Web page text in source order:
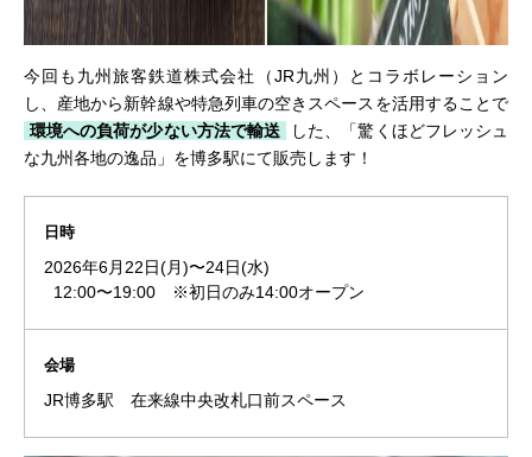
今回も九州旅客鉄道株式会社（JR九州）とコラボレーション
し、産地から新幹線や特急列車の空きスペースを活用することで
環境への負荷が少ない方法で輸送
した、「驚くほどフレッシュ
な九州各地の逸品」を博多駅にて販売します！
日時
2026年6月22日(月)〜24日(水)
12:00〜19:00 ※初日のみ14:00オープン
会場
JR博多駅 在来線中央改札口前スペース